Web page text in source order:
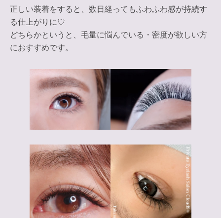
正しい装着をすると、数日経ってもふわふわ感が持続す
る仕上がりに♡
どちらかというと、毛量に悩んでいる・密度が欲しい方
におすすめです。